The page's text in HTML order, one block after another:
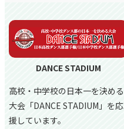
DANCE STADIUM
高校・中学校の日本一を決める
大会「DANCE STADIUM」を応
援しています。